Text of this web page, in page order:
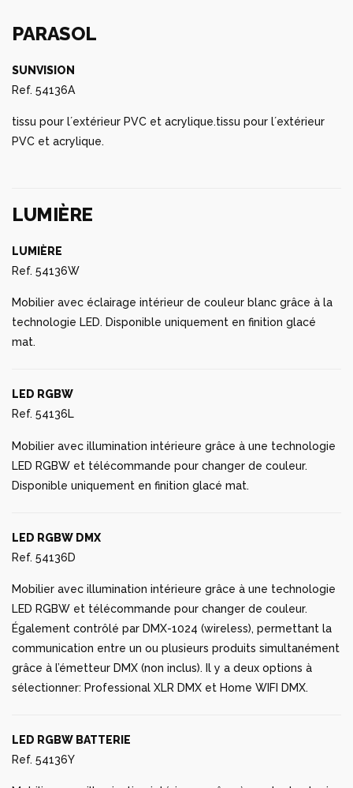
PARASOL
SUNVISION
Ref. 54136A
tissu pour l´extérieur PVC et acrylique.tissu pour l´extérieur
PVC et acrylique.
LUMIÈRE
LUMIÈRE
Ref. 54136W
Mobilier avec éclairage intérieur de couleur blanc grâce à la
technologie LED. Disponible uniquement en finition glacé
mat.
LED RGBW
Ref. 54136L
Mobilier avec illumination intérieure grâce à une technologie
LED RGBW et télécommande pour changer de couleur.
Disponible uniquement en finition glacé mat.
LED RGBW DMX
Ref. 54136D
Mobilier avec illumination intérieure grâce à une technologie
LED RGBW et télécommande pour changer de couleur.
Également contrôlé par DMX-1024 (wireless), permettant la
communication entre un ou plusieurs produits simultanément
grâce à l’émetteur DMX (non inclus). Il y a deux options à
sélectionner: Professional XLR DMX et Home WIFI DMX.
LED RGBW BATTERIE
Ref. 54136Y